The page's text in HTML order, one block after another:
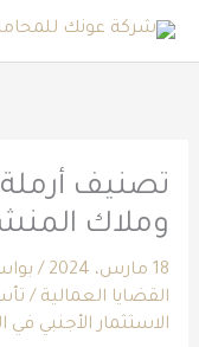
تخطي
تصنيف
وملاك
18 مارس، 2024 /
القضايا العمالية /
الاستثمار الأجنبي